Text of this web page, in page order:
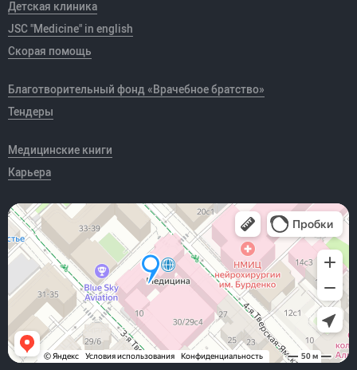
Детская клиника
JSC "Medicine" in english
Скорая помощь
Благотворительный фонд «Врачебное братство»
Тендеры
Медицинские книги
Карьера